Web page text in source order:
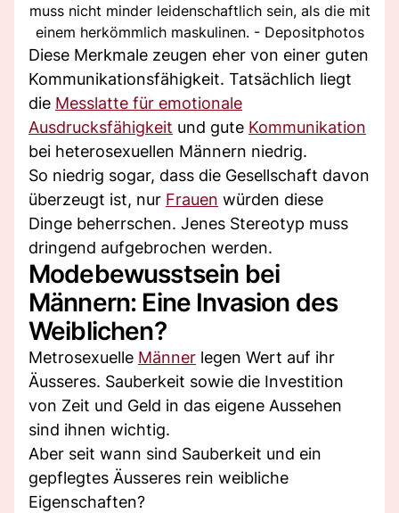
muss nicht minder leidenschaftlich sein, als die mit
einem herkömmlich maskulinen. - Depositphotos
Diese Merkmale zeugen eher von einer guten
Kommunikationsfähigkeit. Tatsächlich liegt
die Messlatte für emotionale
Ausdrucksfähigkeit und gute Kommunikation
bei heterosexuellen Männern niedrig.
So niedrig sogar, dass die Gesellschaft davon
überzeugt ist, nur Frauen würden diese
Dinge beherrschen. Jenes Stereotyp muss
dringend aufgebrochen werden.
Modebewusstsein bei
Männern: Eine Invasion des
Weiblichen?
Metrosexuelle Männer legen Wert auf ihr
Äusseres. Sauberkeit sowie die Investition
von Zeit und Geld in das eigene Aussehen
sind ihnen wichtig.
Aber seit wann sind Sauberkeit und ein
gepflegtes Äusseres rein weibliche
Eigenschaften?